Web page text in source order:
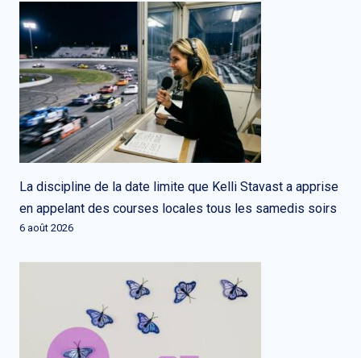
La discipline de la date limite que Kelli Stavast a apprise
en appelant des courses locales tous les samedis soirs
6 août 2026